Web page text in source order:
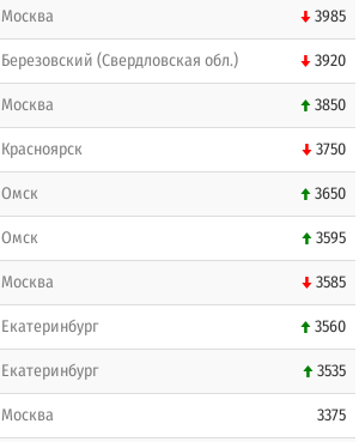
Москва 3985
Березовский (Свердловская обл.) 3920
Москва 3850
Красноярск 3750
Омск 3650
Омск 3595
Москва 3585
Екатеринбург 3560
Екатеринбург 3535
Москва 3375